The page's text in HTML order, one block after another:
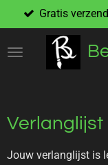
direct
naar
Gratis
Verlanglijst
Jouw verlanglijst is